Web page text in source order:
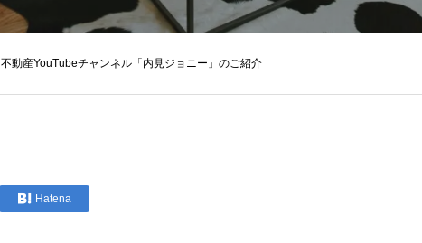
不動産YouTubeチャンネル「内見ジョニー」のご紹介
Hatena